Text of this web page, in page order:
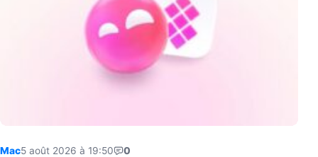
Mac5 août 2026 à 19:50 0